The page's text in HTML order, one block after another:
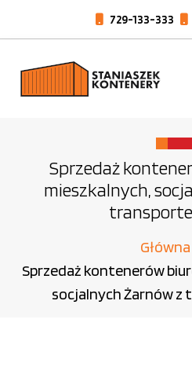
729-133-333
Sprzedaż
mieszkalnych,
Główna
Sprzedaż kontenerów
socjalnych Żarnów z